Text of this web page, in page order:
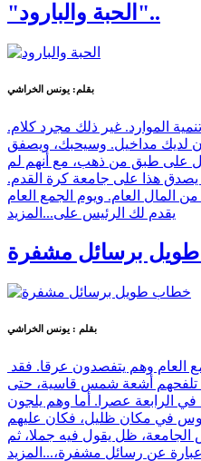
"الحبة والبارود"..
بقلم: يونس الخراشي
الموارد. غير ذلك مجرد كلام.
لديك مداخيل. وسيحبك، ويصفق
على طبق من ذهب، مع أنهم لم
يصدق هذا على جامعة كرة القدم.
المال العام. ويوم الجمع العام
يقدم لك الرئيس على... المزيد
بقلم : يونس الخراشي
تلفحهم أشعة شمس قاسية، حتى
الرابعة عصرا. أما وهم يلجون
في مكان ظليل، فكان عليهم
الجامعة، ظل يقول فيه جملا، ثم
عبارة عن رسائل مشفرة،... المزيد